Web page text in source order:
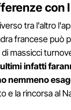
con
tra l'altro
francese può
massicci
infatti
nemmeno
e la rincorsa al